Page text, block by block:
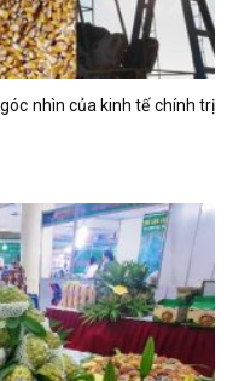
nhìn của kinh tế chính trị